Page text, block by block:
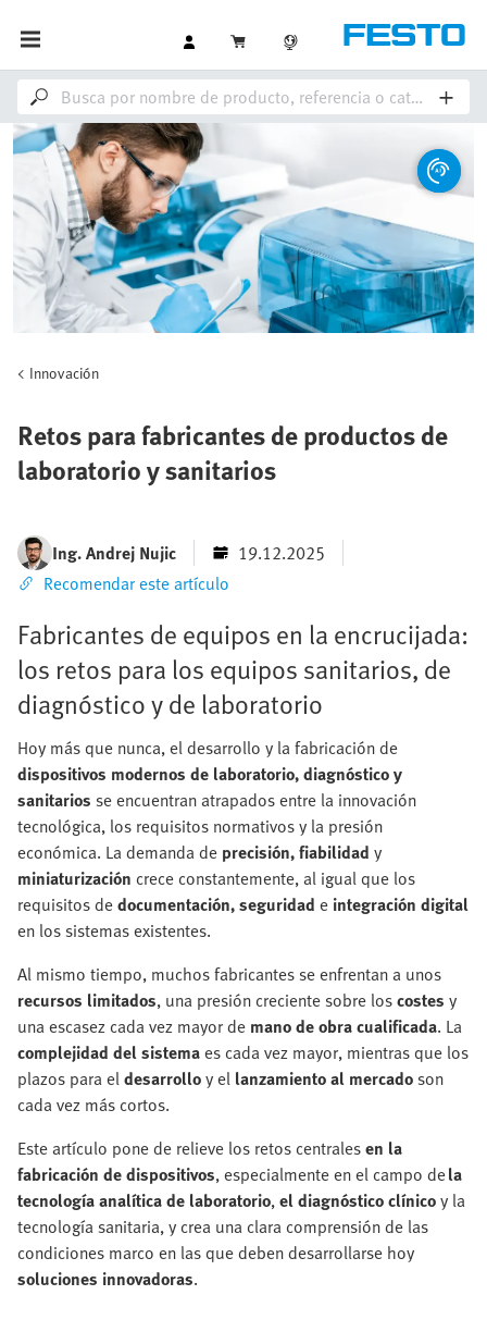
Innovación
Retos para fabricantes de productos de
laboratorio y sanitarios
Ing. Andrej Nujic
19.12.2025
Recomendar este artículo
Fabricantes de equipos en la encrucijada:
los retos para los equipos sanitarios, de
diagnóstico y de laboratorio
Hoy más que nunca, el desarrollo y la fabricación de
dispositivos modernos de laboratorio, diagnóstico y
sanitarios se encuentran atrapados entre la innovación
tecnológica, los requisitos normativos y la presión
económica. La demanda de precisión, fiabilidad y
miniaturización crece constantemente, al igual que los
requisitos dedocumentación, seguridad e integración digital
en los sistemas existentes.
Al mismo tiempo, muchos fabricantes se enfrentan a unos
recursos limitados, una presión creciente sobre loscostes y
una escasez cada vez mayor de mano de obra cualificada. La
complejidad del sistemaes cada vez mayor, mientras que los
plazos para eldesarrolloy el lanzamiento al mercado son
cada vez más cortos.
Este artículo pone de relieve los retos centralesen la
fabricación de dispositivos, especialmente en el campo dela
tecnología analítica de laboratorio,el diagnóstico clínicoy la
tecnología sanitaria, y crea una clara comprensión de las
condiciones marco en las que deben desarrollarse hoy
soluciones innovadoras.